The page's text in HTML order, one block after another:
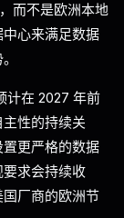
而不是欧洲本地
心来满足数据
计在 2027 年前
性的持续关
更严格的数据
求会持续收
厂商的欧洲节